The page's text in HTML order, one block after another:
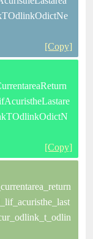
[Copy]
[Copy]